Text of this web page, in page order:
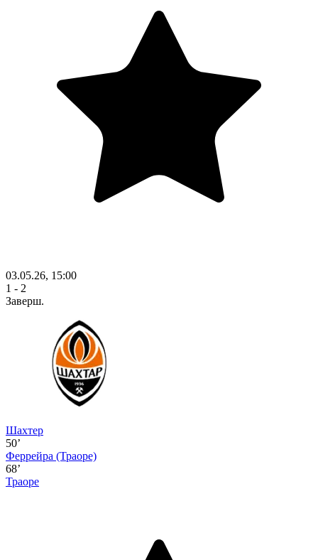
03.05.26, 15:00
1 - 2
Заверш.
Шахтер
50’
Феррейра (Траоре)
68’
Траоре